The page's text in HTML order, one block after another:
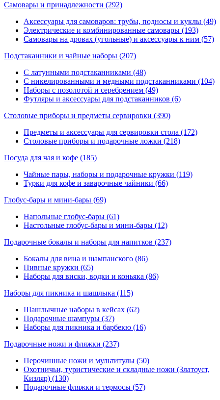
Самовары и принадлежности (292)
Аксессуары для самоваров: трубы, подносы и куклы (49)
Электрические и комбинированные самовары (193)
Самовары на дровах (угольные) и аксессуары к ним (57)
Подстаканники и чайные наборы (207)
С латунными подстаканниками (48)
С никелированными и медными подстаканниками (104)
Наборы с позолотой и серебрением (49)
Футляры и аксессуары для подстаканников (6)
Столовые приборы и предметы сервировки (390)
Предметы и аксессуары для сервировки стола (172)
Столовые приборы и подарочные ложки (218)
Посуда для чая и кофе (185)
Чайные пары, наборы и подарочные кружки (119)
Турки для кофе и заварочные чайники (66)
Глобус-бары и мини-бары (69)
Напольные глобус-бары (61)
Настольные глобус-бары и мини-бары (12)
Подарочные бокалы и наборы для напитков (237)
Бокалы для вина и шампанского (86)
Пивные кружки (65)
Наборы для виски, водки и коньяка (86)
Наборы для пикника и шашлыка (115)
Шашлычные наборы в кейсах (62)
Подарочные шампуры (37)
Наборы для пикника и барбекю (16)
Подарочные ножи и фляжки (237)
Перочинные ножи и мультитулы (50)
Охотничьи, туристические и складные ножи (Златоуст,
Кизляр) (130)
Подарочные фляжки и термосы (57)